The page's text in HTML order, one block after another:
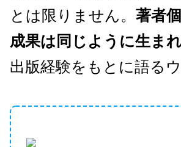
とは限りません。 著者
成果は同じように生ま
出版経験をもとに語る